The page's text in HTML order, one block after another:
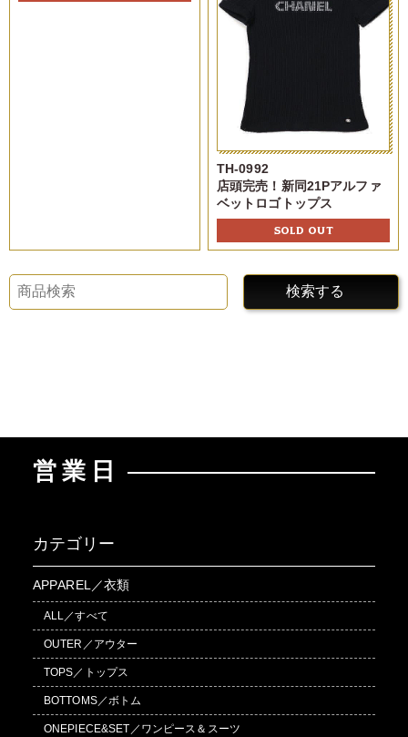
TH-0992
店頭完売！新同21Pアルファ
ベットロゴトップス
SOLD OUT
検索する
営業日
カテゴリー
APPAREL／衣類
ALL／すべて
OUTER／アウター
TOPS／トップス
BOTTOMS／ボトム
ONEPIECE&SET／ワンピース＆スーツ